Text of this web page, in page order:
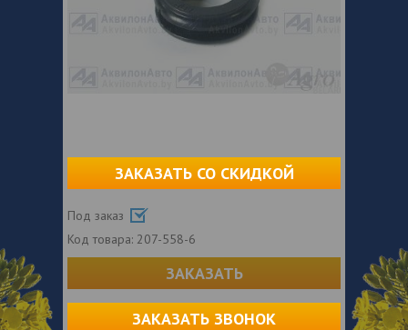
ЗАКАЗАТЬ СО СКИДКОЙ
Под заказ
Код товара: 207-558-6
ЗАКАЗАТЬ
ЗАКАЗАТЬ ЗВОНОК